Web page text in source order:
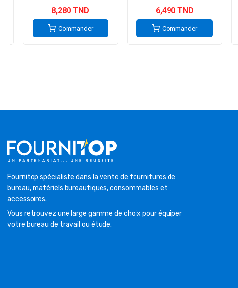
8,280 TND
Commander
6,490 TND
Commander
Fournitop spécialiste dans la vente de fournitures de
bureau, matériels bureautiques, consommables et
accessoires.
Vous retrouvez une large gamme de choix pour équiper
votre bureau de travail ou étude.